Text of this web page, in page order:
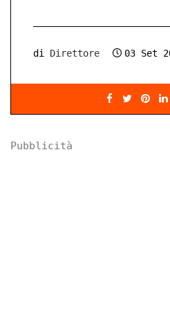
di Direttore 03 Set
Pubblicità